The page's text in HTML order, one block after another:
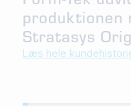
produktionen
Stratasys
Læs hele